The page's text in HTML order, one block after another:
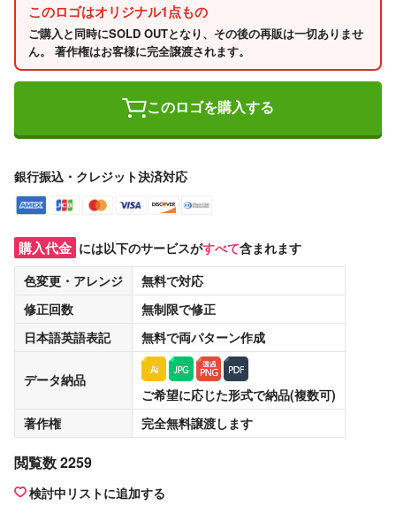
このロゴはオリジナル1点もの
ご購入と同時にSOLD OUTとなり、その後の再販は一切ありませ
ん。 著作権はお客様に完全譲渡されます。
このロゴを購入する
銀行振込・クレジット決済対応
購入代金 には以下のサービスがすべて含まれます
色変更・アレンジ
無料で対応
修正回数
無制限で修正
日本語英語表記
無料で両パターン作成
データ納品
ご希望に応じた形式で納品(複数可)
著作権
完全無料譲渡します
閲覧数 2259
検討中リストに追加する